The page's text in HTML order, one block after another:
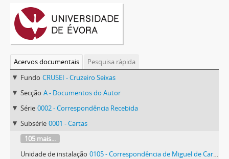
Acervos documentais
Pesquisa rápida
Fundo CRUSEI - Cruzeiro Seixas
Secção A - Documentos do Autor
Série 0002 - Correspondência Recebida
Subsérie 0001 - Cartas
105 mais...
Unidade de instalação 0105 - Correspondência de Miguel de Carvalho